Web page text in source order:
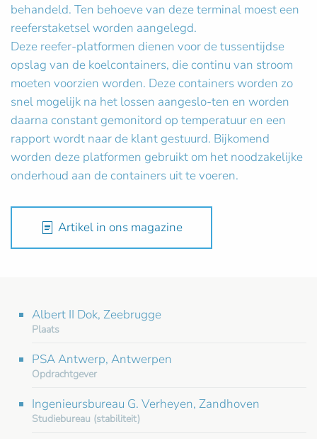
behandeld. Ten behoeve van deze terminal moest een
reeferstaketsel worden aangelegd.
Deze reefer-platformen dienen voor de tussentijdse
opslag van de koelcontainers, die continu van stroom
moeten voorzien worden. Deze containers worden zo
snel mogelijk na het lossen aangeslo-ten en worden
daarna constant gemonitord op temperatuur en een
rapport wordt naar de klant gestuurd. Bijkomend
worden deze platformen gebruikt om het noodzakelijke
onderhoud aan de containers uit te voeren.
Artikel in ons magazine
Albert II Dok, Zeebrugge
Plaats
PSA Antwerp, Antwerpen
Opdrachtgever
Ingenieursbureau G. Verheyen, Zandhoven
Studiebureau (stabiliteit)